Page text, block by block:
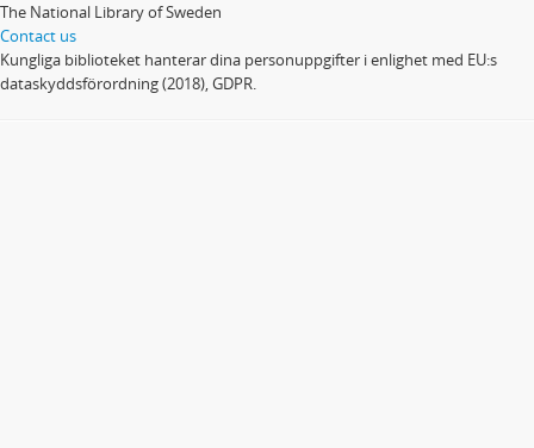
The National Library of Sweden
Contact us
Kungliga biblioteket hanterar dina personuppgifter i enlighet med EU:s
dataskyddsförordning (2018), GDPR.